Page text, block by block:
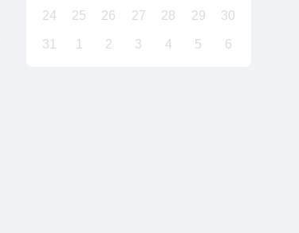
24 25 26 27 28 29 30
31 1 2 3 4 5 6